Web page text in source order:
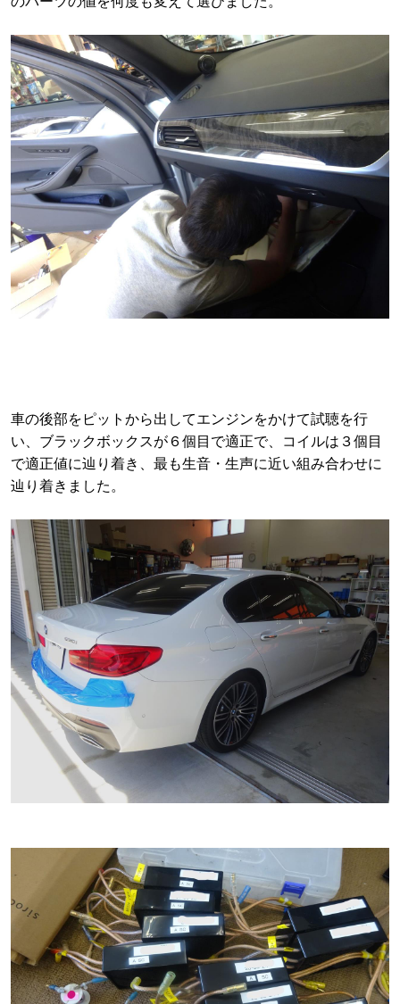
車の後部をピットから出してエンジンをかけて試聴を行
い、ブラックボックスが６個目で適正で、コイルは３個目
で適正値に辿り着き、最も生音・生声に近い組み合わせに
辿り着きました。